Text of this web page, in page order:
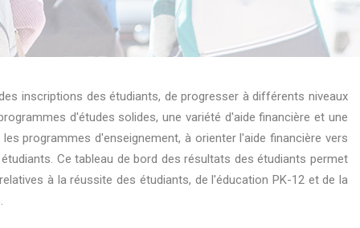
inscriptions des étudiants, de progresser à différents niveaux
d'études solides, une variété d'aide financière et une
programmes d'enseignement, à orienter l'aide financière vers
Ce tableau de bord des résultats des étudiants permet
à la réussite des étudiants, de l'éducation PK-12 et de la